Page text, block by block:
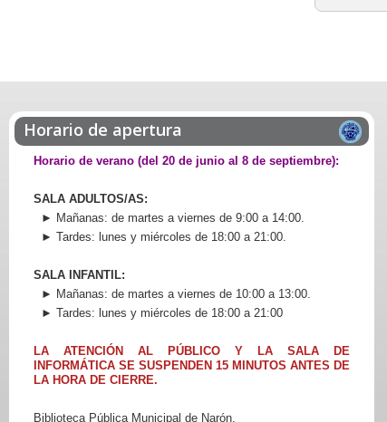
Horario de apertura
Horario de verano (del 20 de junio al 8 de septiembre):
SALA ADULTOS/AS:
► Mañanas: de martes a viernes de 9:00 a 14:00.
► Tardes: lunes y miércoles de 18:00 a 21:00.
SALA INFANTIL:
► Mañanas: de martes a viernes de 10:00 a 13:00.
► Tardes: lunes y miércoles de 18:00 a 21:00
LA ATENCIÓN AL PÚBLICO Y LA SALA DE
INFORMÁTICA SE SUSPENDEN 15 MINUTOS ANTES DE
LA HORA DE CIERRE.
Biblioteca Pública Municipal de Narón.